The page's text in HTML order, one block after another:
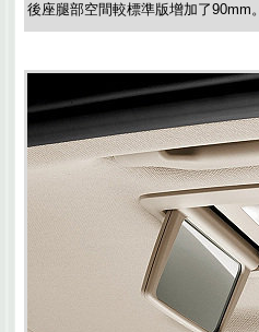
後座腿部空間較標準版增加了90mm。